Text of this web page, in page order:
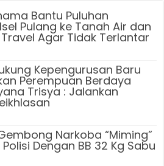
Bantu Puluhan
Pulang ke Tanah Air dan
Agar Tidak Terlantar
Kepengurusan Baru
Perempuan Berdaya
Trisya : Jalankan
Narkoba “Miming”
Dengan BB 32 Kg Sabu